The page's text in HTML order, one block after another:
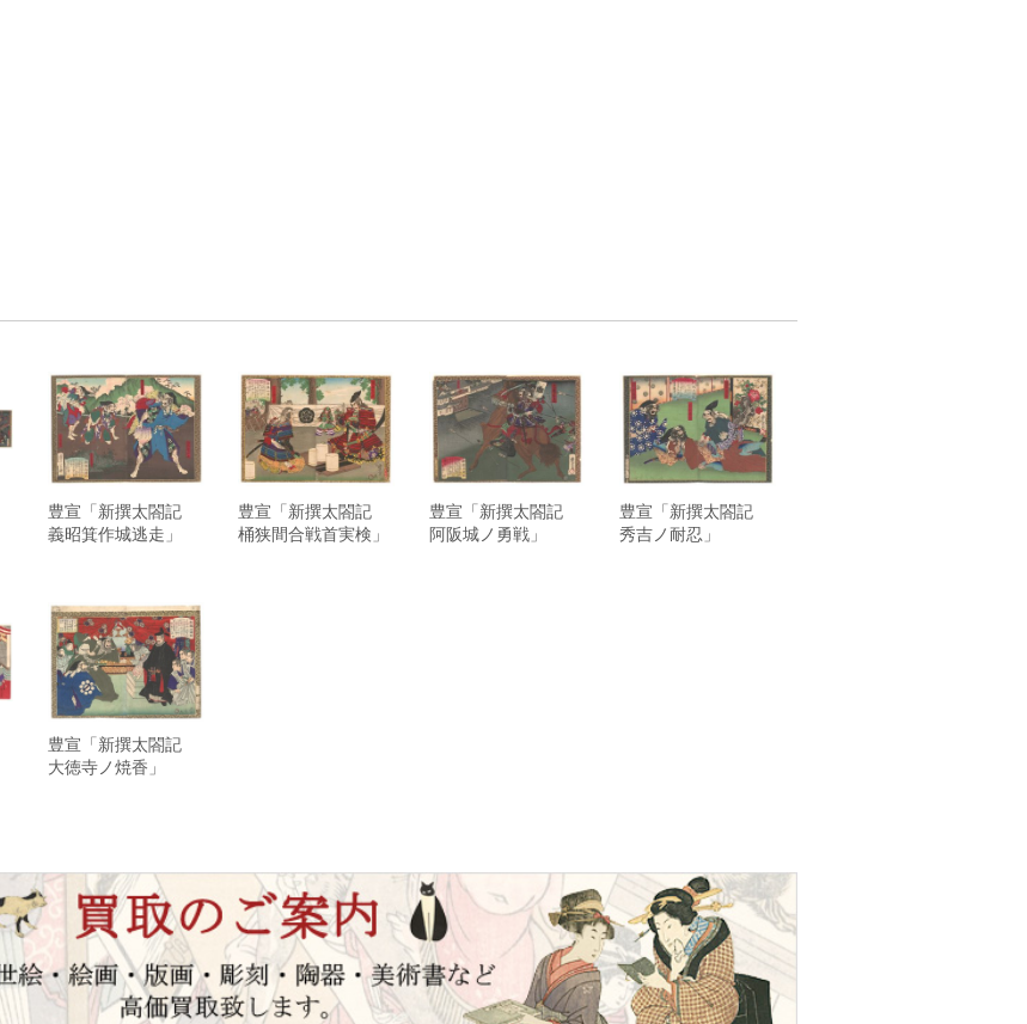
豊宣「新撰太閤記
義昭箕作城逃走」
豊宣「新撰太閤記
桶狭間合戦首実検」
豊宣「新撰太閤記
阿阪城ノ勇戦」
豊宣「新撰太閤記
秀吉ノ耐忍」
豊宣「新撰太閤記
大徳寺ノ焼香」